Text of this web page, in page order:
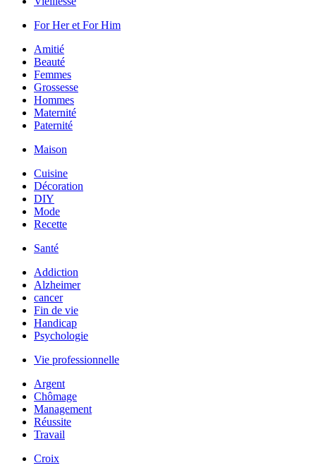
For Her et For Him
Amitié
Beauté
Femmes
Grossesse
Hommes
Maternité
Paternité
Maison
Cuisine
Décoration
DIY
Mode
Recette
Santé
Addiction
Alzheimer
cancer
Fin de vie
Handicap
Psychologie
Vie professionnelle
Argent
Chômage
Management
Réussite
Travail
Croix